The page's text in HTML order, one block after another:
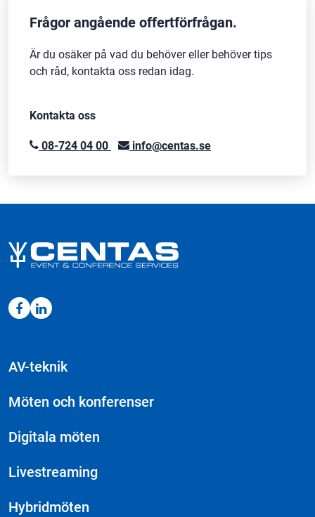
Frågor angående offertförfrågan.
Är du osäker på vad du behöver eller behöver tips
och råd, kontakta oss redan idag.
Kontakta oss
08-724 04 00 info@centas.se
AV-teknik
Möten och konferenser
Digitala möten
Livestreaming
Hybridmöten